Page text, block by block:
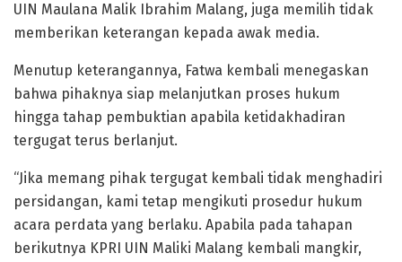
UIN Maulana Malik Ibrahim Malang, juga memilih tidak
memberikan keterangan kepada awak media.
Menutup keterangannya, Fatwa kembali menegaskan
bahwa pihaknya siap melanjutkan proses hukum
hingga tahap pembuktian apabila ketidakhadiran
tergugat terus berlanjut.
“Jika memang pihak tergugat kembali tidak menghadiri
persidangan, kami tetap mengikuti prosedur hukum
acara perdata yang berlaku. Apabila pada tahapan
berikutnya KPRI UIN Maliki Malang kembali mangkir,